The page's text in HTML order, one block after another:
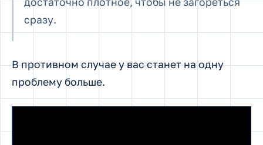
сразу.
В противном случае у вас станет на одну
проблему больше.